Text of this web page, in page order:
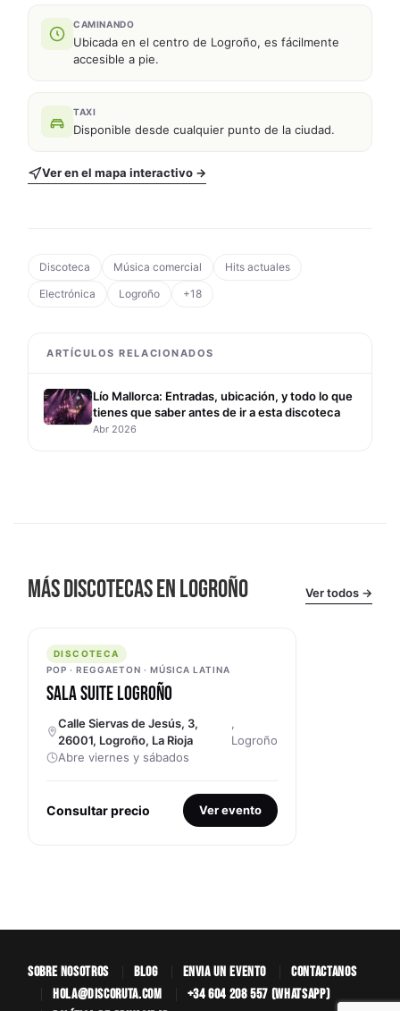
ARTÍCULOS RELACIONADOS
Lío Mallorca: Entradas, ubicación, y todo lo que
tienes que saber antes de ir a esta discoteca
Abr 2026
CAMINANDO
Ubicada en el centro de Logroño, es fácilmente
accesible a pie.
TAXI
Disponible desde cualquier punto de la ciudad.
Ver en el mapa interactivo →
Discoteca Música comercial
Hits actuales
Electrónica
Logroño +18
MÁS DISCOTECAS EN LOGROÑO Ver todos →
DISCOTECA
DISCOTECA
POP · REGGAETON · MÚSICA LATINA
SALA SUITE LOGROÑO
Calle Siervas de Jesús, 3,
26001, Logroño, La Rioja
,
Logroño
Abre viernes y sábados
Consultar precio Ver evento
SOBRE NOSOTROS BLOG ENVÍA UN EVENTO
CONTÁCTANOS
HOLA@DISCORUTA.COM
+34 604 208 557 (WHATSAPP)